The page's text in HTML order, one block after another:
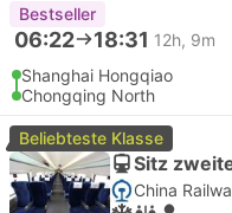
Bestseller
06:22 18:31 12h, 9m
Shanghai Hongqiao
Chongqing North
Beliebteste Klasse
Sitz
China